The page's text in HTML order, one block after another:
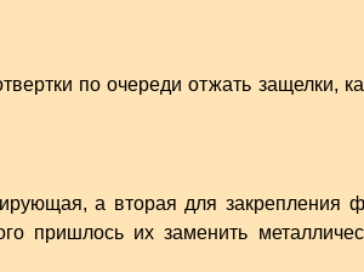
по очереди отжать защелки,
а вторая для закрепления
пришлось их заменить